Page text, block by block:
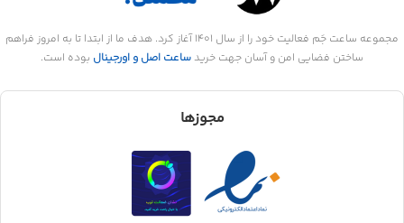
مجموعه ساعت جَم فعالیت خود را از سال 1401 آغاز کرد. هدف ما از ابتدا تا به امروز فراهم
ساختن فضایی امن و آسان جهت خرید ساعت اصل و اورجینال بوده است.
مجوزها